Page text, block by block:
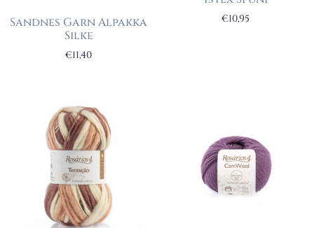
Sandnes Garn Alpakka
Silke
€11,40
€10,95